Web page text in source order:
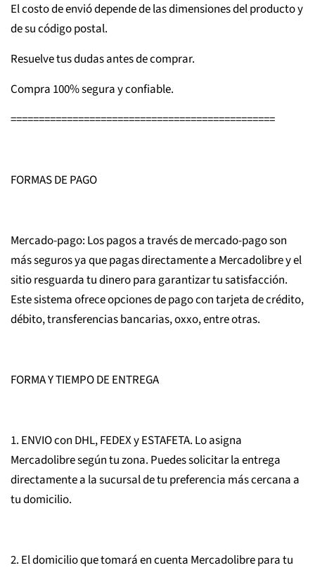
El costo de envió depende de las dimensiones del producto y
de su código postal.
Resuelve tus dudas antes de comprar.
Compra 100% segura y confiable.
===============================================
FORMAS DE PAGO
Mercado-pago: Los pagos a través de mercado-pago son
más seguros ya que pagas directamente a Mercadolibre y el
sitio resguarda tu dinero para garantizar tu satisfacción.
Este sistema ofrece opciones de pago con tarjeta de crédito,
débito, transferencias bancarias, oxxo, entre otras.
FORMA Y TIEMPO DE ENTREGA
1. ENVIO con DHL, FEDEX y ESTAFETA. Lo asigna
Mercadolibre según tu zona. Puedes solicitar la entrega
directamente a la sucursal de tu preferencia más cercana a
tu domicilio.
2. El domicilio que tomará en cuenta Mercadolibre para tu